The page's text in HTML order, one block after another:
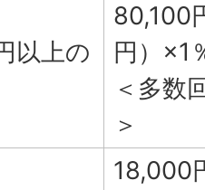
以上の
80,100
円）×1
＜多数
＞
18,000